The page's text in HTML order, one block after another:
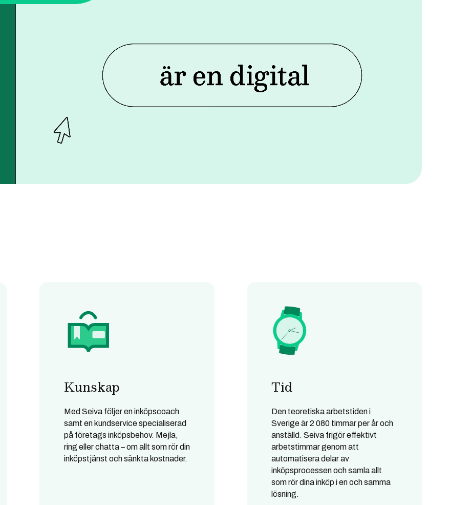
Kunskap
Med Seiva följer en inköpscoach
samt en kundservice specialiserad
på företags inköpsbehov. Mejla,
ring eller chatta – om allt som rör din
inköpstjänst och sänkta kostnader.
Tid
Den teoretiska arbetstiden i
Sverige är 2 080 timmar per år och
anställd. Seiva frigör effektivt
arbetstimmar genom att
automatisera delar av
inköpsprocessen och samla allt
som rör dina inköp i en och samma
lösning.